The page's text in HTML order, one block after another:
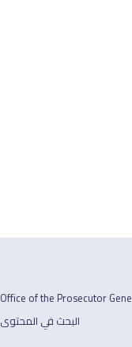
Office of the Prosecutor
البحث في المحتوى